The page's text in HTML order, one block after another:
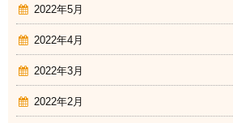
2022年5月
2022年4月
2022年3月
2022年2月